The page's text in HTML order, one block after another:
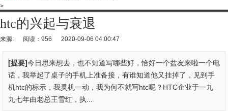
>
htc的兴起与衰退
来源: 阅读：956 2020-09-06 04:00:47
[提要]今日思来想去，也不知道写哪些好，恰好一个盆友来啦一个电
话，我举起了桌子的手机上准备接，有谁知道他又挂掉了，见到手
机htc的标示，我灵机一动，我为何不就写htc呢？HTC企业于一九
九七年由老总王雪红，执...